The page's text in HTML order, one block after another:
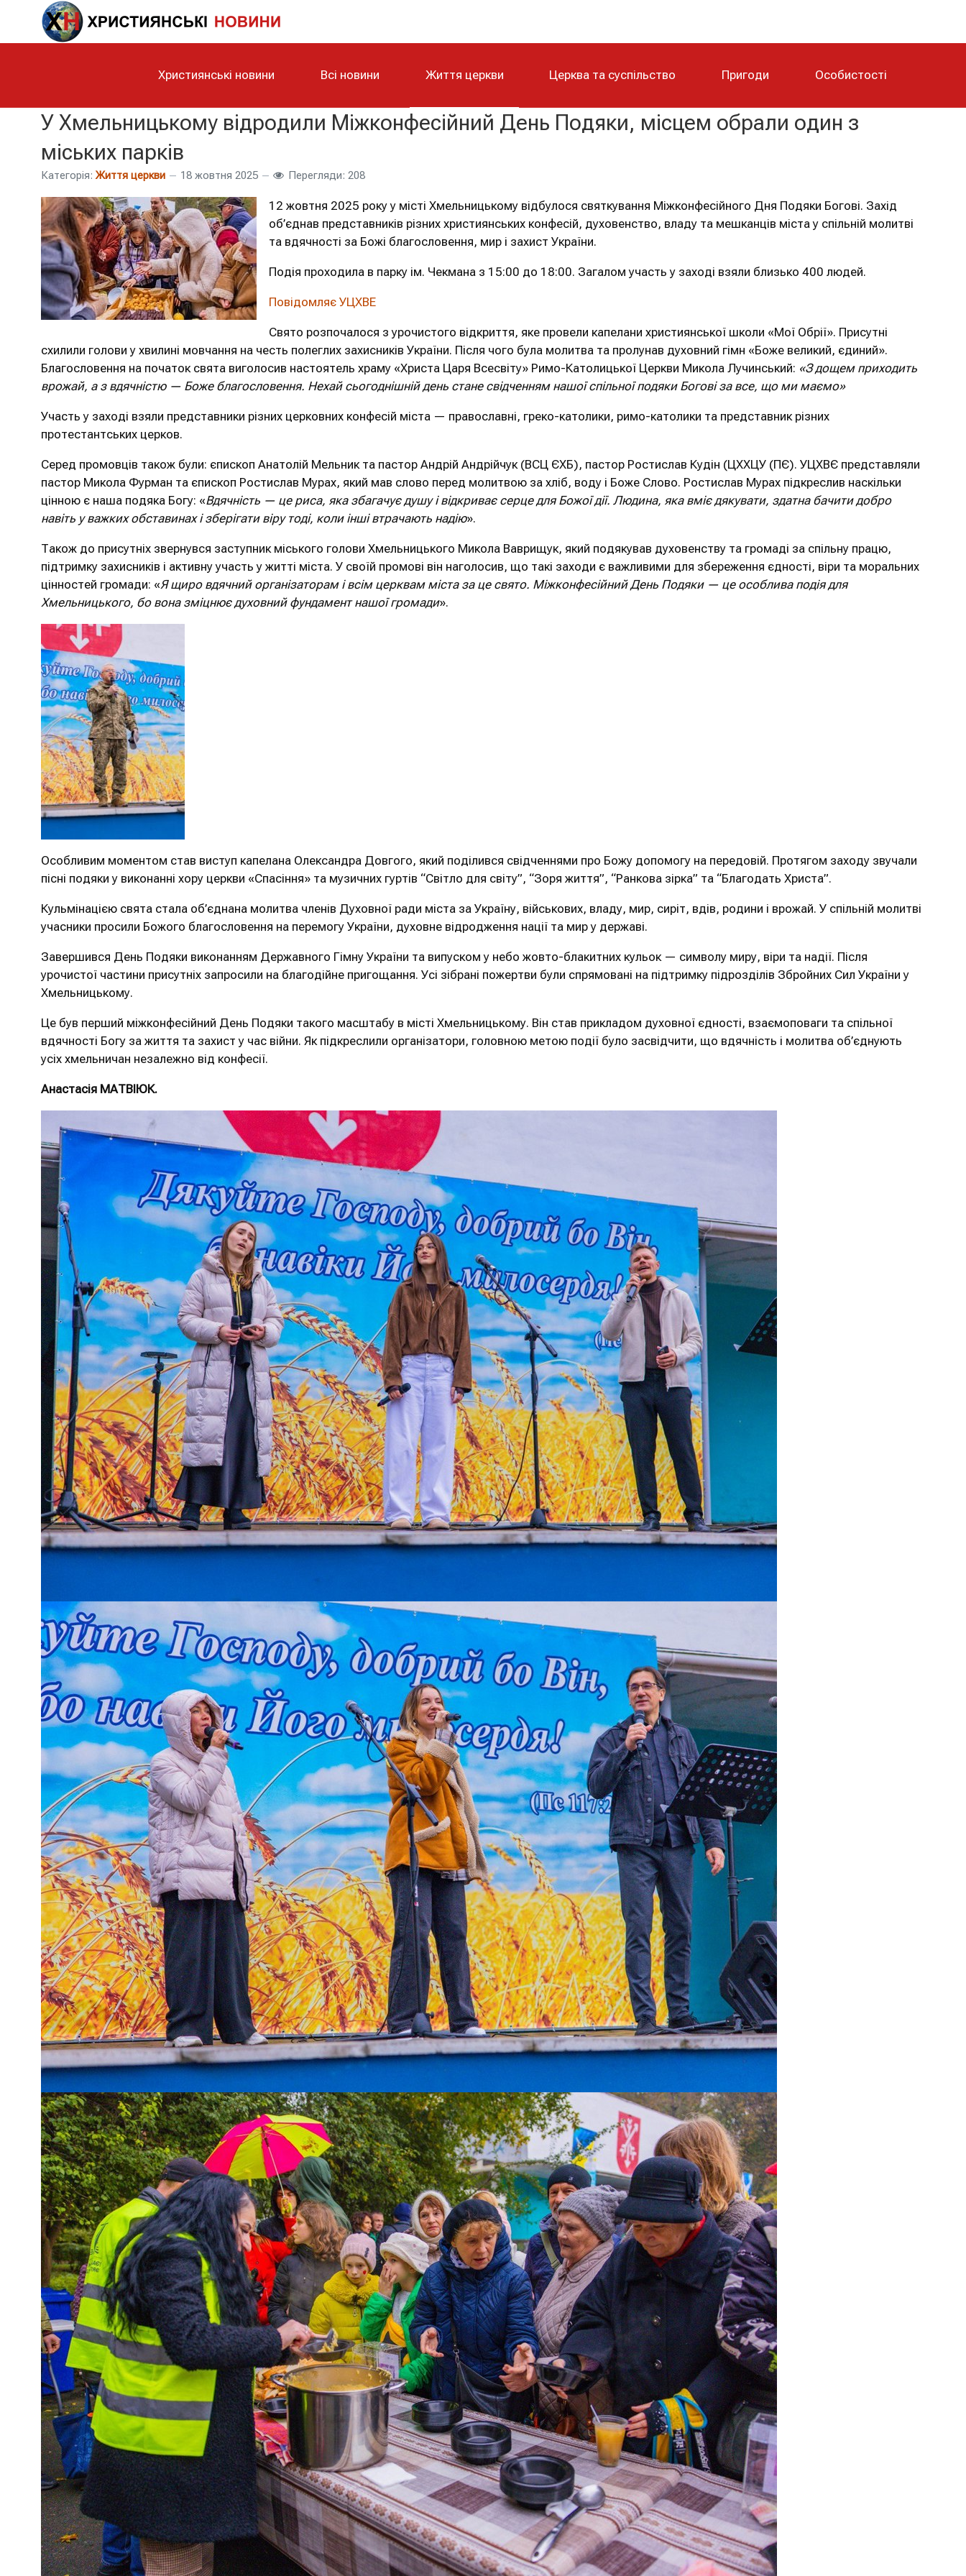
Християнські новини Всі новини Життя церкви Церква та суспільство Пригоди Особистості
У Хмельницькому відродили Міжконфесійний День Подяки, місцем обрали один з
міських парків
Категорія: Життя церкви 18 жовтня 2025 Перегляди: 208
12 жовтня 2025 року у місті Хмельницькому відбулося святкування Міжконфесійного Дня Подяки Богові. Захід
об’єднав представників різних християнських конфесій, духовенство, владу та мешканців міста у спільній молитві
та вдячності за Божі благословення, мир і захист України.
Подія проходила в парку ім. Чекмана з 15:00 до 18:00. Загалом участь у заході взяли близько 400 людей.
Повідомляє УЦХВЕ
Свято розпочалося з урочистого відкриття, яке провели капелани християнської школи «Мої Обрії». Присутні
схилили голови у хвилині мовчання на честь полеглих захисників України. Після чого була молитва та пролунав духовний гімн «Боже великий, єдиний».
Благословення на початок свята виголосив настоятель храму «Христа Царя Всесвіту» Римо-Католицької Церкви Микола Лучинський: «З дощем приходить
врожай, а з вдячністю — Боже благословення. Нехай сьогоднішній день стане свідченням нашої спільної подяки Богові за все, що ми маємо»
Участь у заході взяли представники різних церковних конфесій міста — православні, греко-католики, римо-католики та представник різних
протестантських церков.
Серед промовців також були: єпископ Анатолій Мельник та пастор Андрій Андрійчук (ВСЦ ЄХБ), пастор Ростислав Кудін (ЦХХЦУ (ПЄ). УЦХВЄ представляли
пастор Микола Фурман та єпископ Ростислав Мурах, який мав слово перед молитвою за хліб, воду і Боже Слово. Ростислав Мурах підкреслив наскільки
цінною є наша подяка Богу: «Вдячність — це риса, яка збагачує душу і відкриває серце для Божої дії. Людина, яка вміє дякувати, здатна бачити добро
навіть у важких обставинах і зберігати віру тоді, коли інші втрачають надію».
Також до присутніх звернувся заступник міського голови Хмельницького Микола Ваврищук, який подякував духовенству та громаді за спільну працю,
підтримку захисників і активну участь у житті міста. У своїй промові він наголосив, що такі заходи є важливими для збереження єдності, віри та моральних
цінностей громади: «Я щиро вдячний організаторам і всім церквам міста за це свято. Міжконфесійний День Подяки — це особлива подія для
Хмельницького, бо вона зміцнює духовний фундамент нашої громади».
Особливим моментом став виступ капелана Олександра Довгого, який поділився свідченнями про Божу допомогу на передовій. Протягом заходу звучали
пісні подяки у виконанні хору церкви «Спасіння» та музичних гуртів “Світло для світу”, “Зоря життя”, “Ранкова зірка” та “Благодать Христа”.
Кульмінацією свята стала об’єднана молитва членів Духовної ради міста за Україну, військових, владу, мир, сиріт, вдів, родини і врожай. У спільній молитві
учасники просили Божого благословення на перемогу України, духовне відродження нації та мир у державі.
Завершився День Подяки виконанням Державного Гімну України та випуском у небо жовто-блакитних кульок — символу миру, віри та надії. Після
урочистої частини присутніх запросили на благодійне пригощання. Усі зібрані пожертви були спрямовані на підтримку підрозділів Збройних Сил України у
Хмельницькому.
Це був перший міжконфесійний День Подяки такого масштабу в місті Хмельницькому. Він став прикладом духовної єдності, взаємоповаги та спільної
вдячності Богу за життя та захист у час війни. Як підкреслили організатори, головною метою події було засвідчити, що вдячність і молитва об’єднують
усіх хмельничан незалежно від конфесії.
Анастасія МАТВІЮК.